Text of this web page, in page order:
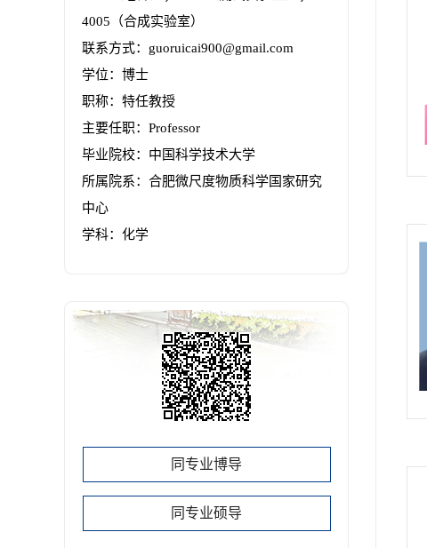
4005（合成实验室）
联系方式：guoruicai900@gmail.com
学位：博士
职称：特任教授
主要任职：Professor
毕业院校：中国科学技术大学
所属院系：合肥微尺度物质科学国家研究
中心
学科：化学
同专业博导
同专业硕导